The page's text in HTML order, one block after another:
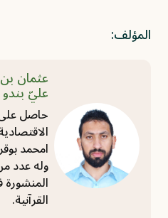
المؤلف:
عثمان
عليّ بندو
حاصل
امحمد
وله عدد
القرآنية.